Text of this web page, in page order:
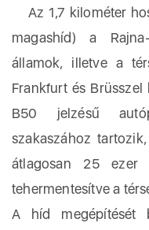
Az 1,7 kilométer
magashíd) a
államok, illetve a
Frankfurt és
B50 jelzésű
szakaszához
átlagosan 25
tehermentesítve a
A híd megépítését